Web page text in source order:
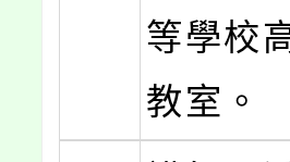
等學校
教室。